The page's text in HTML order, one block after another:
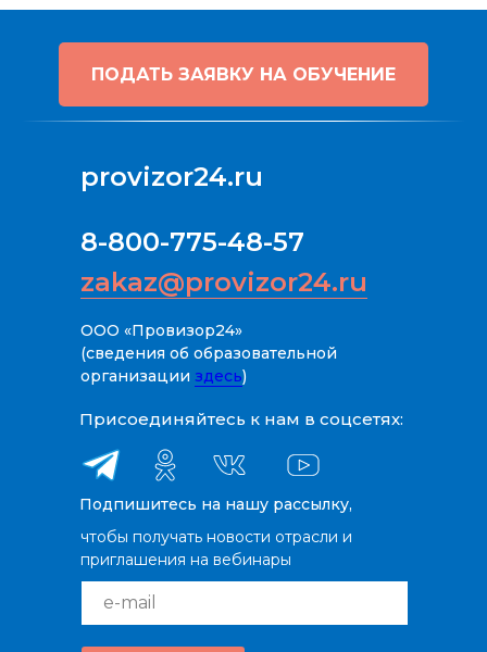
ПОДАТЬ ЗАЯВКУ НА ОБУЧЕНИЕ
8-800-775-48-57
zakaz@provizor24.ru
ООО «Провизор24»
(сведения об образовательной
организации здесь)
provizor24.ru
e-mail
Подпишитесь на нашу рассылку,
чтобы получать новости отрасли и
приглашения на вебинары
Присоединяйтесь к нам в соцсетях: